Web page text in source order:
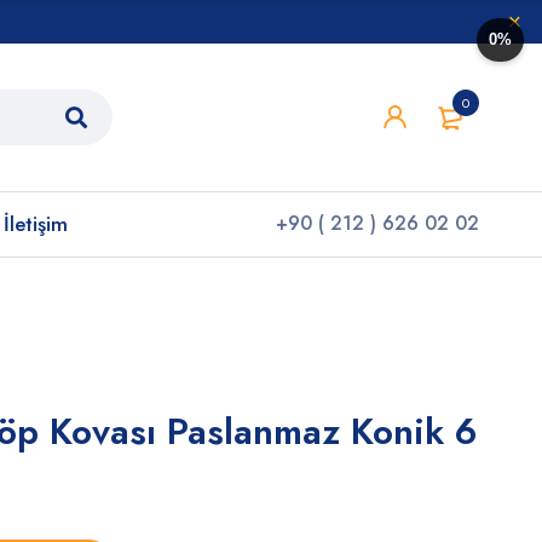
0
İletişim +90 ( 212 ) 626 02 02
Kovası Paslanmaz Konik 6
0%